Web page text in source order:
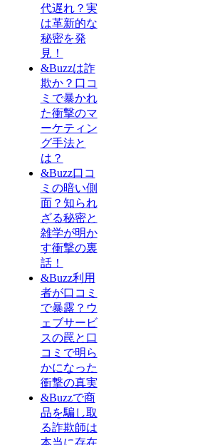
代遅れ？実
は革新的な
秘密を発
見！
&Buzzは詐
欺か？口コ
ミで暴かれ
た衝撃のマ
ーケティン
グ手法と
は？
&Buzz口コ
ミの暗い側
面？知られ
ざる秘密と
雑学が明か
す衝撃の裏
話！
&Buzz利用
者が口コミ
で暴露？ウ
ェブサービ
スの罠と口
コミで明ら
かになった
衝撃の真実
&Buzzで商
品を騙し取
る詐欺師は
本当に存在